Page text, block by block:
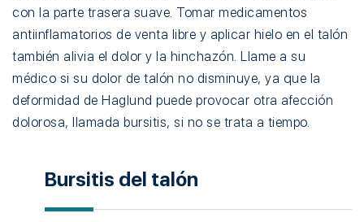
con la parte trasera suave. Tomar medicamentos
antiinflamatorios de venta libre y aplicar hielo en el talón
también alivia el dolor y la hinchazón. Llame a su
médico si su dolor de talón no disminuye, ya que la
deformidad de Haglund puede provocar otra afección
dolorosa, llamada bursitis, si no se trata a tiempo.
Bursitis del talón